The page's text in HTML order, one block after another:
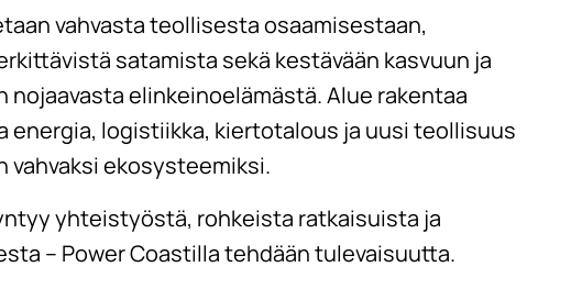
vahvasta teollisesta osaamisestaan,
satamista sekä kestävään kasvuun ja
nojaavasta elinkeinoelämästä. Alue rakentaa
energia, logistiikka, kiertotalous ja uusi teollisuus
ekosysteemiksi.
yhteistyöstä, rohkeista ratkaisuista ja
– Power Coastilla tehdään tulevaisuutta.